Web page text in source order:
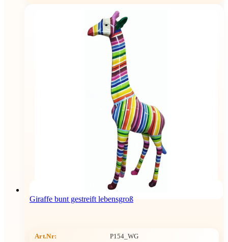
Giraffe bunt gestreift lebensgroß
Art.Nr: P154_WG